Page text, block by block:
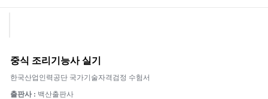
중식 조리기능사 실기
한국산업인력공단 국가기술자격검정 수험서
출판사 : 백산출판사